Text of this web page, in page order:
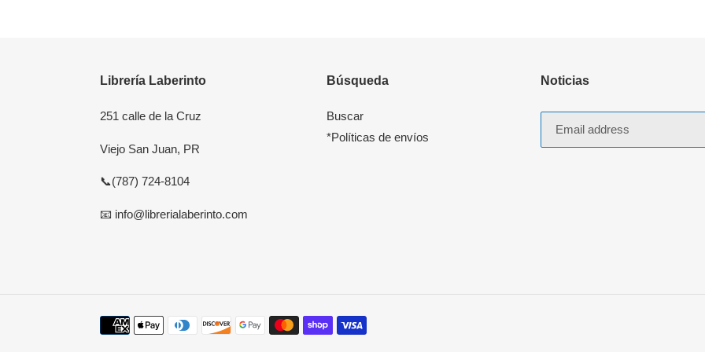
Librería Laberinto
251 calle de la Cruz
Viejo San Juan, PR
📞(787) 724-8104
📧 info@librerialaberinto.com
Búsqueda
Buscar
*Políticas de envíos
Noticias
Payment